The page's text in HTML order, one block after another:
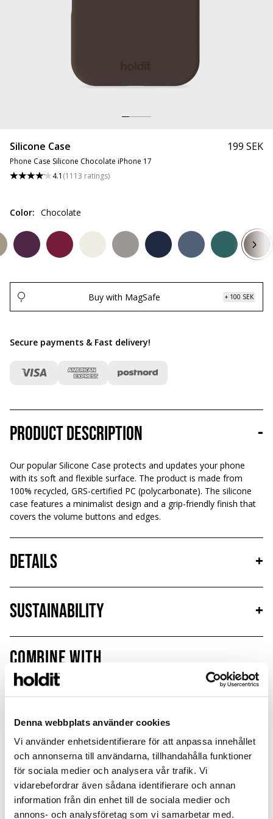
Denna webbplats använder cookies
Vi använder enhetsidentifierare för att anpassa innehållet
och annonserna till användarna, tillhandahålla funktioner
för sociala medier och analysera vår trafik. Vi
vidarebefordrar även sådana identifierare och annan
information från din enhet till de sociala medier och
annons- och analysföretag som vi samarbetar med.
Silicone Case
Phone Case Silicone Chocolate iPhone 17
4.1 (1113 ratings)
199 SEK
Color: Chocolate
Buy with MagSafe + 100 SEK
Secure payments & Fast delivery!
Product description -
Our popular Silicone Case protects and updates your phone
with its soft and flexible surface. The product is made from
100% recycled, GRS-certified PC (polycarbonate). The silicone
case features a minimalist design and a grip-friendly finish that
covers the volume buttons and edges.
Details +
Sustainability
+
Combine with